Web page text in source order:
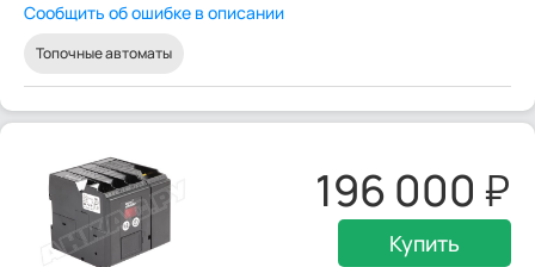
Сообщить об ошибке в описании
Топочные автоматы
196 000
Купить